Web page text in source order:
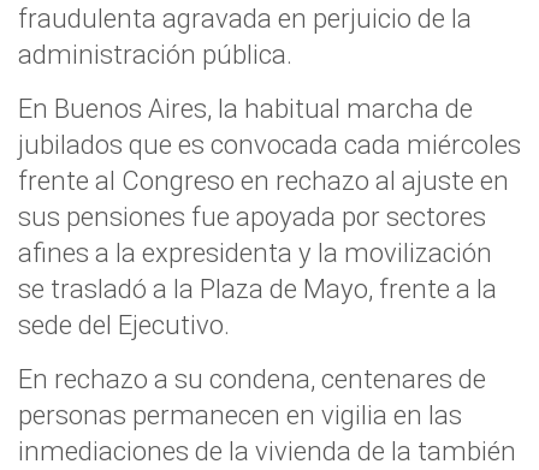
fraudulenta agravada en perjuicio de la
administración pública.
En Buenos Aires, la habitual marcha de
jubilados que es convocada cada miércoles
frente al Congreso en rechazo al ajuste en
sus pensiones fue apoyada por sectores
afines a la expresidenta y la movilización
se trasladó a la Plaza de Mayo, frente a la
sede del Ejecutivo.
En rechazo a su condena, centenares de
personas permanecen en vigilia en las
inmediaciones de la vivienda de la también